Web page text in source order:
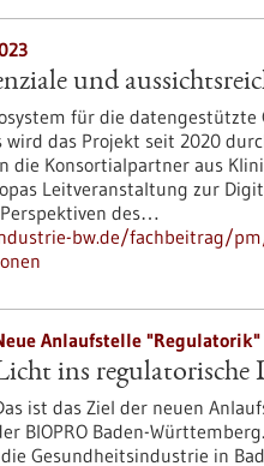
und
für die
das Projekt seit 2020
die Konsortialpartner aus
Leitveranstaltung zur
des…
bw.de/fachbeitrag/
Anlaufstelle "Regulatorik"
ins regulatorische
ist das Ziel der neuen
BIOPRO Baden-
Gesundheitsindustrie in